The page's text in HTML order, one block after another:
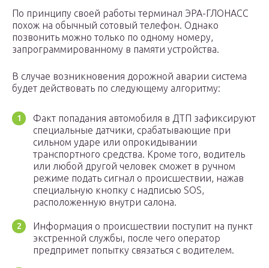
По принципу своей работы терминал ЭРА-ГЛОНАСС
похож на обычный сотовый телефон. Однако
позвонить можно только по одному номеру,
запрограммированному в памяти устройства.
В случае возникновения дорожной аварии система
будет действовать по следующему алгоритму:
Факт попадания автомобиля в ДТП зафиксируют
специальные датчики, срабатывающие при
сильном ударе или опрокидывании
транспортного средства. Кроме того, водитель
или любой другой человек сможет в ручном
режиме подать сигнал о происшествии, нажав
специальную кнопку с надписью SOS,
расположенную внутри салона.
Информация о происшествии поступит на пункт
экстренной службы, после чего оператор
предпримет попытку связаться с водителем.